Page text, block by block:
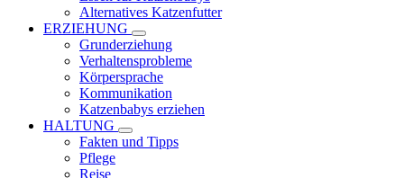
Alternatives Katzenfutter
ERZIEHUNG
Grunderziehung
Verhaltensprobleme
Körpersprache
Kommunikation
Katzenbabys erziehen
HALTUNG
Fakten und Tipps
Pflege
Reise